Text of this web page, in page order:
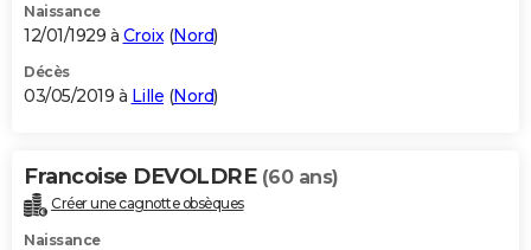
Naissance
12/01/1929 à Croix(Nord)
Décès
03/05/2019 à Lille (Nord)
Francoise DEVOLDRE (60 ans)
Créer une cagnotte obsèques
Naissance